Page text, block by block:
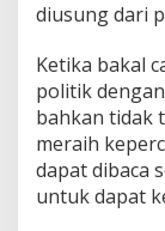
diusung dari
Ketika bakal
politik
bahkan tidak
meraih
dapat dibaca
untuk dapat